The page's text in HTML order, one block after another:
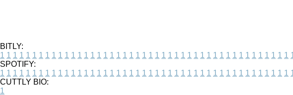
BITLY:
1 1 1 1 1 1 1 1 1 1 1 1 1 1 1 1 1 1 1 1 1 1 1 1 1 1 1 1 1 1 1 1 1 1 1 1 1 1 1 1 1 1 1 1 1
SPOTIFY:
1 1 1 1 1 1 1 1 1 1 1 1 1 1 1 1 1 1 1 1 1 1 1 1 1 1 1 1 1 1 1 1 1 1 1 1 1 1 1 1 1 1 1 1 1
CUTTLY BIO:
1